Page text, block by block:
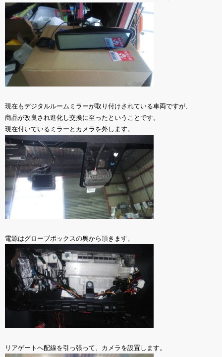
現在もデジタルルームミラーが取り付けされている車両ですが、
商品が改良され進化し交換に至ったということです。
現在付いているミラーとカメラを外します。
電源はグローブボックスの奥から頂きます。
リアゲートへ配線を引っ張って、カメラを設置します。